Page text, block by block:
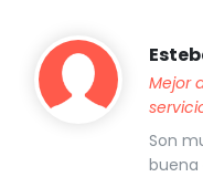
Mejor
Son